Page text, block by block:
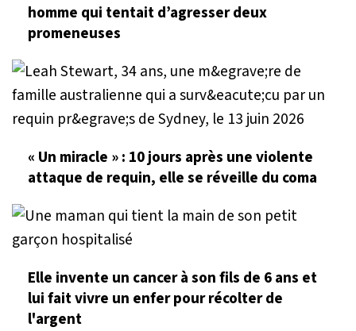
homme qui tentait d’agresser deux
promeneuses
« Un miracle » : 10 jours après une violente
attaque de requin, elle se réveille du coma
Elle invente un cancer à son fils de 6 ans et
lui fait vivre un enfer pour récolter de
l'argent